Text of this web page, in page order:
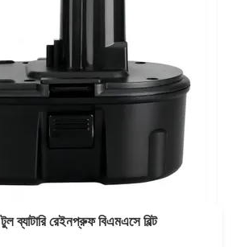
ব্যাটারি রেইনপ্রুফ বিএমএসে বিল্ট